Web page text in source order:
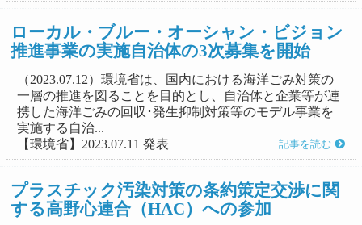
ローカル・ブルー・オーシャン・ビジョン
推進事業の実施自治体の3次募集を開始
（2023.07.12）環境省は、国内における海洋ごみ対策の
一層の推進を図ることを目的とし、自治体と企業等が連
携した海洋ごみの回収･発生抑制対策等のモデル事業を
実施する自治...
【環境省】2023.07.11 発表
記事を読む
プラスチック汚染対策の条約策定交渉に関
する高野心連合（HAC）への参加